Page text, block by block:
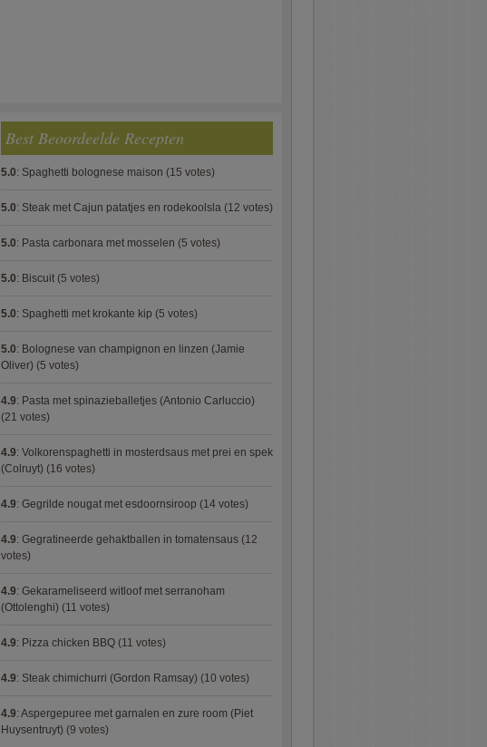
Best Beoordeelde Recepten
5.0: Spaghetti bolognese maison (15 votes)
5.0: Steak met Cajun patatjes en rodekoolsla (12 votes)
5.0: Pasta carbonara met mosselen (5 votes)
5.0: Biscuit (5 votes)
5.0: Spaghetti met krokante kip (5 votes)
5.0: Bolognese van champignon en linzen (Jamie
Oliver) (5 votes)
4.9: Pasta met spinazieballetjes (Antonio Carluccio)
(21 votes)
4.9: Volkorenspaghetti in mosterdsaus met prei en spek
(Colruyt) (16 votes)
4.9: Gegrilde nougat met esdoornsiroop (14 votes)
4.9: Gegratineerde gehaktballen in tomatensaus (12
votes)
4.9: Gekarameliseerd witloof met serranoham
(Ottolenghi) (11 votes)
4.9: Pizza chicken BBQ (11 votes)
4.9: Steak chimichurri (Gordon Ramsay) (10 votes)
4.9: Aspergepuree met garnalen en zure room (Piet
Huysentruyt) (9 votes)